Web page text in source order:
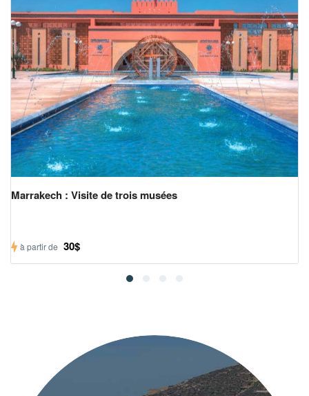
Marrakech : Visite de trois musées
à partir de 30$